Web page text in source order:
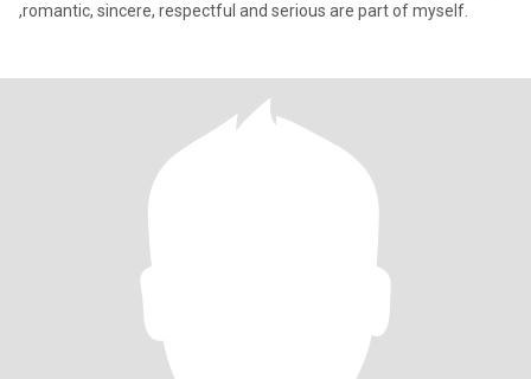
,romantic, sincere, respectful and serious are part of myself.